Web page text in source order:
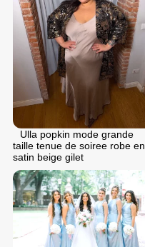
Ulla popkin mode grande
taille tenue de soiree robe en
satin beige gilet